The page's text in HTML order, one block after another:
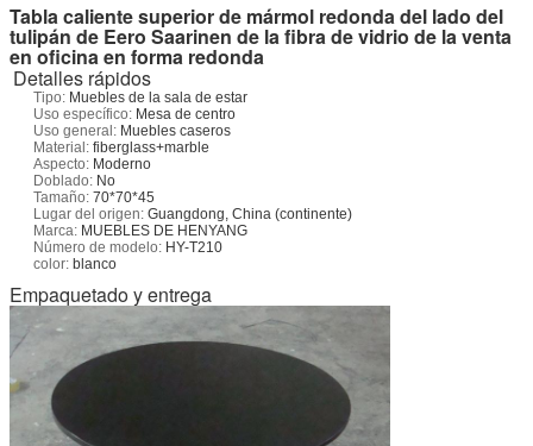
Tabla caliente superior de mármol redonda del lado del
tulipán de Eero Saarinen de la fibra de vidrio de la venta
en oficina en forma redonda
Detalles rápidos
Tipo: Muebles de la sala de estar
Uso específico: Mesa de centro
Uso general: Muebles caseros
Material: fiberglass+marble
Aspecto: Moderno
Doblado: No
Tamaño: 70*70*45
Lugar del origen: Guangdong, China (continente)
Marca: MUEBLES DE HENYANG
Número de modelo: HY-T210
color: blanco
Empaquetado y entrega